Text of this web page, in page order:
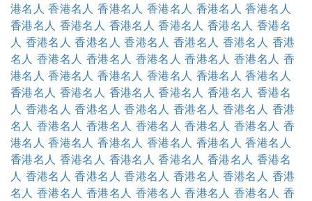
港名人 香港名人 香港名人 香港名人 香港名人 香港名人
香港名人 香港名人 香港名人 香港名人 香港名人 香港名
人 香港名人 香港名人 香港名人 香港名人 香港名人 香港
名人 香港名人 香港名人 香港名人 香港名人 香港名人 香
港名人 香港名人 香港名人 香港名人 香港名人 香港名人
香港名人 香港名人 香港名人 香港名人 香港名人 香港名
人 香港名人 香港名人 香港名人 香港名人 香港名人 香港
名人 香港名人 香港名人 香港名人 香港名人 香港名人 香
港名人 香港名人 香港名人 香港名人 香港名人 香港名人
香港名人 香港名人 香港名人 香港名人 香港名人 香港名
人 香港名人 香港名人 香港名人 香港名人 香港名人 香港
名人 香港名人 香港名人 香港名人 香港名人 香港名人 香